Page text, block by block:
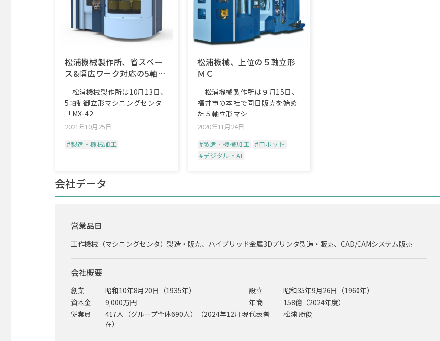
松浦機械製作所、省スペー
ス&幅広ワーク対応の5軸立
松浦機械製作所は10月13日、
5軸制御立形マシニングセンタ
「MX-42
2021年10月25日
#製造・機械加工
松浦機械、上位の５軸立形
ＭＣ
松浦機械製作所は９月15日、
福井市の本社で同日販売を始め
た５軸立形マシ
2020年11月24日
#製造・機械加工 #ロボット
#デジタル・AI
会社データ
営業品目
工作機械（マシニングセンタ）製造・販売、ハイブリッド金属3Dプリンタ製造・販売、CAD/CAMシステム販売
会社概要
創業 昭和10年8月20日（1935年） 設立
昭和35年9月26日（1960年）
資本金
9,000万円 年商
158億（2024年度）
従業員
417人（グループ全体690人）（2024年12月現
在）
代表者 松浦 勝俊